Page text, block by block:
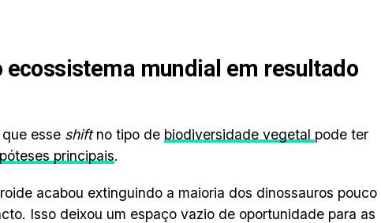
ecossistema mundial em resultado
esse shiftno tipo de biodiversidade vegetal pode ter
principais.
acabou extinguindo a maioria dos dinossauros pouco
Isso deixou um espaço vazio de oportunidade para as